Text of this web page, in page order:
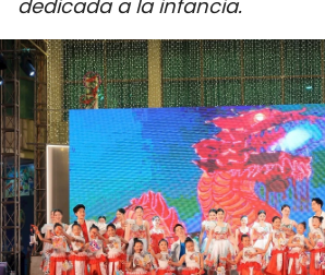
DEPORTES
VIAJES
PUENTE DE
HISTORIAS
FOTOGRAFÍA
dedicada a la infancia.